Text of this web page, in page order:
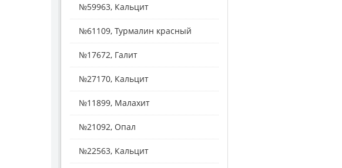
№59963, Кальцит
№61109, Турмалин красный
№17672, Галит
№27170, Кальцит
№11899, Малахит
№21092, Опал
№22563, Кальцит